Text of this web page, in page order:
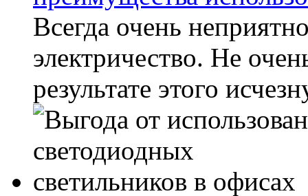
Всегда очень
электричество. Не
результате этого